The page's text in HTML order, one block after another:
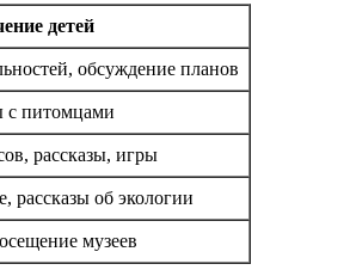
детей
обсуждение планов
с питомцами
рассказы, игры
рассказы об экологии
музеев